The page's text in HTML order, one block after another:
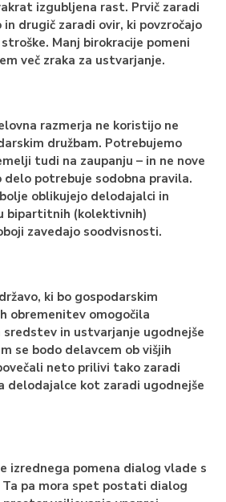
izgubljena rast. Prvič zaradi
drugič zaradi ovir, ki povzročajo
Manj birokracije pomeni
več zraka za ustvarjanje.
razmerja ne koristijo ne
družbam. Potrebujemo
tudi na zaupanju – in ne nove
delo potrebuje sodobna pravila.
oblikujejo delodajalci in
bipartitnih (kolektivnih)
zavedajo soodvisnosti.
ki bo gospodarskim
obremenitev omogočila
sredstev in ustvarjanje ugodnejše
se bodo delavcem ob višjih
neto prilivi tako zaradi
delodajalce kot zaradi ugodnejše
izrednega pomena dialog vlade s
pa mora spet postati dialog